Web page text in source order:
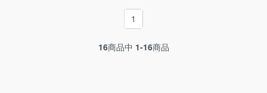
1
16商品中 1-16商品